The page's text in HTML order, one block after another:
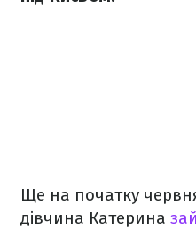
Ще на початку
дівчина Катерина